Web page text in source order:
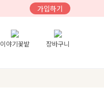
가입하기
이야기꽃밭 장바구니